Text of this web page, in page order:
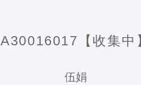
A30016017【收集中
伍娟